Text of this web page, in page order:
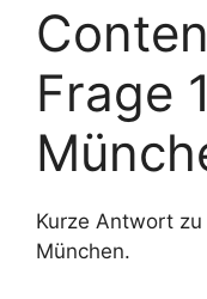
Frage
Kurze Antwort
München.